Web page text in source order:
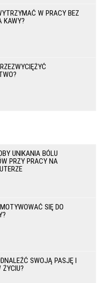
W PRACY BEZ
KAWY?
UNIKANIA BÓLU
PRZY PRACY NA
SIĘ DO
SWOJĄ PASJĘ I
ŻYCIU?